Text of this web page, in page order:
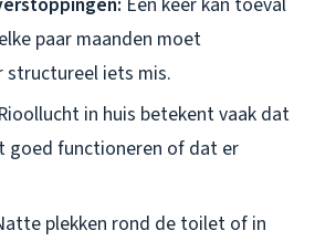
paar maanden moet
structureel iets mis.
Rioollucht in huis betekent vaak dat
goed functioneren of dat er
plekken rond de toilet of in